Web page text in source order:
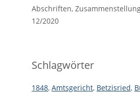
Abschriften,
12/2020
Schlagwörter
1848, Amtsgericht, Betzisried,